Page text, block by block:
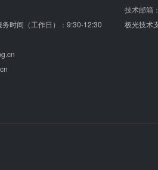
时间（工作日）：9:30-12:30
技术邮箱：
极光技术